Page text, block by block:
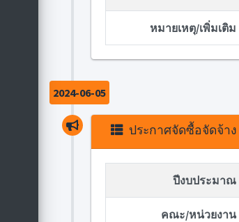
หมายเหตุ/เพิ่มเติม
2024-06-05
ประกาศจัดซื้อจัดจ้าง
ปีงบประมาณ
คณะ/หน่วยงาน